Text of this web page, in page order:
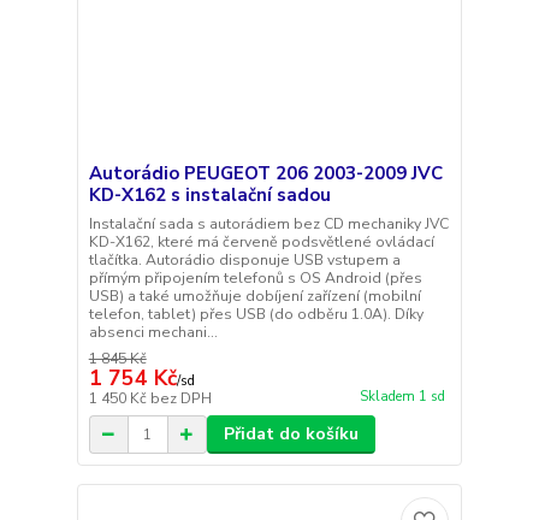
Autorádio PEUGEOT 206 2003-2009 JVC
KD-X162 s instalační sadou
Instalační sada s autorádiem bez CD mechaniky JVC
KD-X162, které má červeně podsvětlené ovládací
tlačítka. Autorádio disponuje USB vstupem a
přímým připojením telefonů s OS Android (přes
USB) a také umožňuje dobíjení zařízení (mobilní
telefon, tablet) přes USB (do odběru 1.0A). Díky
absenci mechani...
1 845 Kč
1 754 Kč/sd
1 450 Kč bez DPH Skladem 1 sd
Přidat do košíku